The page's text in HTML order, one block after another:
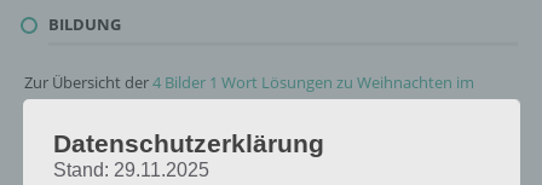
BILDUNG
Zur Übersicht der4 Bilder 1 Wort Lösungen zu Weihnachten im
Dezember 2018
Kurze Begriffserklärung zur Lösung Bildung
Datenschutzerklärung
Stand: 29.11.2025